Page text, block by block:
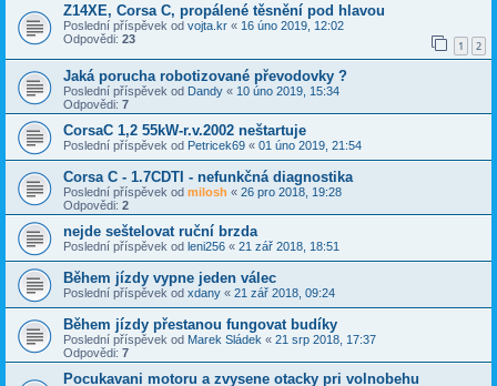
Z14XE, Corsa C, propálené těsnění pod hlavou
Poslední příspěvek od vojta.kr « 16 úno 2019, 12:02
Odpovědi: 23 1 2
Jaká porucha robotizované převodovky ?
Poslední příspěvek od Dandy « 10 úno 2019, 15:34
Odpovědi: 7
CorsaC 1,2 55kW-r.v.2002 neštartuje
Poslední příspěvek od Petricek69 « 01 úno 2019, 21:54
Corsa C - 1.7CDTI - nefunkčná diagnostika
Poslední příspěvek od milosh « 26 pro 2018, 19:28
Odpovědi: 2
nejde seštelovat ruční brzda
Poslední příspěvek od leni256 « 21 zář 2018, 18:51
Během jízdy vypne jeden válec
Poslední příspěvek od xdany « 21 zář 2018, 09:24
Během jízdy přestanou fungovat budíky
Poslední příspěvek od Marek Sládek « 21 srp 2018, 17:37
Odpovědi: 7
Pocukavani motoru a zvysene otacky pri volnobehu